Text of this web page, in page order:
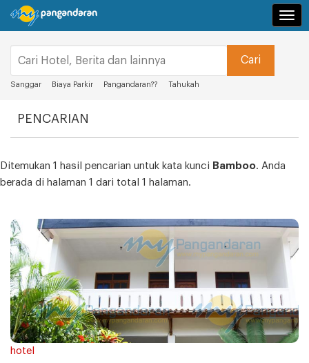
Sanggar Biaya Parkir Pangandaran?? Tahukah
PENCARIAN
Ditemukan 1 hasil pencarian untuk kata kunci Bamboo. Anda
berada di halaman 1 dari total 1 halaman.
hotel